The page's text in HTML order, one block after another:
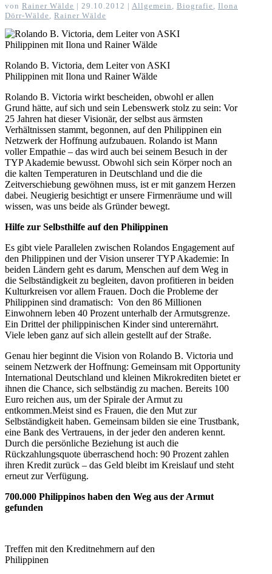
von Rainer Wälde | 29.10.2012 | Allgemein Biografie
Ilona
Dörr-Wälde Rainer Wälde
Rolando B. Victoria, dem Leiter von ASKI
Philippinen mit Ilona und Rainer Wälde
Rolando B. Victoria wirkt bescheiden, obwohl er allen
Grund hätte, auf sich und sein Lebenswerk stolz zu sein: Vor
25 Jahren hat dieser Visionär, der selbst aus ärmsten
Verhältnissen stammt, begonnen, auf den Philippinen ein
Netzwerk der Hoffnung aufzubauen. Rolando ist Mann
voller Empathie – das wird auch bei seinem Besuch in der
TYP Akademie bewusst. Obwohl sich sein Körper noch an
die kalten Temperaturen in Deutschland und die die
Zeitverschiebung gewöhnen muss, ist er mit ganzem Herzen
dabei. Neugierig besichtigt er unsere Firmenräume und will
wissen, was uns beide als Gründer bewegt.
Hilfe zur Selbsthilfe auf den Philippinen
Es gibt viele Parallelen zwischen Rolandos Engagement auf
den Philippinen und der Vision unserer TYP Akademie: In
beiden Ländern geht es darum, Menschen auf dem Weg in
die Selbständigkeit zu begleiten, davon profitieren in beiden
Kulturkreisen vor allem Frauen. Doch die Probleme der
Philippinen sind dramatisch: Von den 86 Millionen
Einwohnern leben 40 Prozent unterhalb der Armutsgrenze.
Ein Drittel der philippinischen Kinder sind unterernährt.
Viele leben ganz auf sich allein gestellt auf der Straße.
Genau hier beginnt die Vision von Rolando B. Victoria und
seinem Netzwerk der Hoffnung: Gemeinsam mit Opportunity
International Deutschland und kleinen Mikrokrediten bietet er
ihnen die Chance, sich selbständig zu machen. Bereits 100
Euro reichen aus, um der Spirale der Armut zu
entkommen.Meist sind es Frauen, die den Mut zur
Selbständigkeit haben. Gemeinsam bilden sie eine Trustbank,
eine Bank des Vertrauens, in der jeder den anderen kennt.
Durch die persönliche Beziehung ist auch die
Rückzahlungsquote überraschend hoch: 90 Prozent zahlen
ihren Kredit zurück – das Geld bleibt im Kreislauf und steht
erneut zur Verfügung.
700.000 Philippinos haben den Weg aus der Armut
gefunden
Treffen mit den Kreditnehmern auf den
Philippinen